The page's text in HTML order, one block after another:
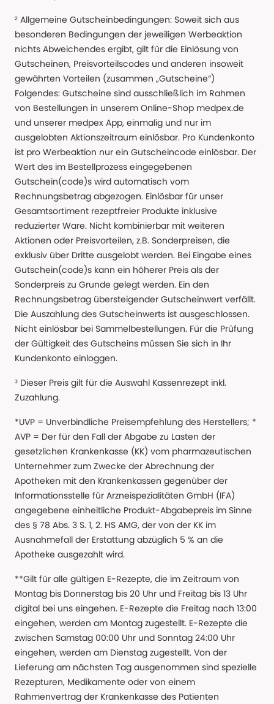
² Allgemeine Gutscheinbedingungen: Soweit sich aus
besonderen Bedingungen der jeweiligen Werbeaktion
nichts Abweichendes ergibt, gilt für die Einlösung von
Gutscheinen, Preisvorteilscodes und anderen insoweit
gewährten Vorteilen (zusammen „Gutscheine“)
Folgendes: Gutscheine sind ausschließlich im Rahmen
von Bestellungen in unserem Online-Shop medpex.de
und unserer medpex App, einmalig und nur im
ausgelobten Aktionszeitraum einlösbar. Pro Kundenkonto
ist pro Werbeaktion nur ein Gutscheincode einlösbar. Der
Wert des im Bestellprozess eingegebenen
Gutschein(code)s wird automatisch vom
Rechnungsbetrag abgezogen. Einlösbar für unser
Gesamtsortiment rezeptfreier Produkte inklusive
reduzierter Ware. Nicht kombinierbar mit weiteren
Aktionen oder Preisvorteilen, z.B. Sonderpreisen, die
exklusiv über Dritte ausgelobt werden. Bei Eingabe eines
Gutschein(code)s kann ein höherer Preis als der
Sonderpreis zu Grunde gelegt werden. Ein den
Rechnungsbetrag übersteigender Gutscheinwert verfällt.
Die Auszahlung des Gutscheinwerts ist ausgeschlossen.
Nicht einlösbar bei Sammelbestellungen. Für die Prüfung
der Gültigkeit des Gutscheins müssen Sie sich in Ihr
Kundenkonto einloggen.
³ Dieser Preis gilt für die Auswahl Kassenrezept inkl.
Zuzahlung.
*UVP = Unverbindliche Preisempfehlung des Herstellers; *
AVP = Der für den Fall der Abgabe zu Lasten der
gesetzlichen Krankenkasse (KK) vom pharmazeutischen
Unternehmer zum Zwecke der Abrechnung der
Apotheken mit den Krankenkassen gegenüber der
Informationsstelle für Arzneispezialitäten GmbH (IFA)
angegebene einheitliche Produkt-Abgabepreis im Sinne
des § 78 Abs. 3 S. 1, 2. HS AMG, der von der KK im
Ausnahmefall der Erstattung abzüglich 5 % an die
Apotheke ausgezahlt wird.
**Gilt für alle gültigen E-Rezepte, die im Zeitraum von
Montag bis Donnerstag bis 20 Uhr und Freitag bis 13 Uhr
digital bei uns eingehen. E-Rezepte die Freitag nach 13:00
eingehen, werden am Montag zugestellt. E-Rezepte die
zwischen Samstag 00:00 Uhr und Sonntag 24:00 Uhr
eingehen, werden am Dienstag zugestellt. Von der
Lieferung am nächsten Tag ausgenommen sind spezielle
Rezepturen, Medikamente oder von einem
Rahmenvertrag der Krankenkasse des Patienten